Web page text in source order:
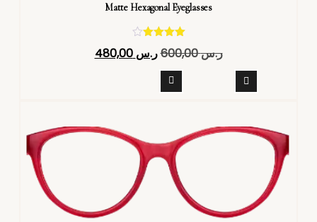
Matte Hexagonal Eyeglasses
تم التقييم
4.40
ر.س600,00 ر.س 480,00